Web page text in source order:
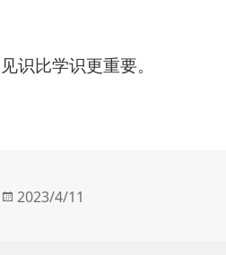
见识比学识更重要。
发
2023/4/11